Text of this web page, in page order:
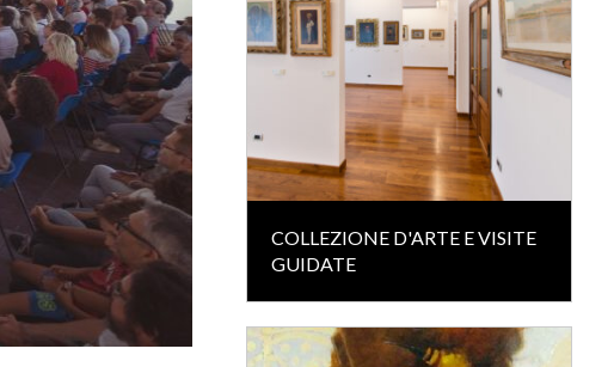
COLLEZIONE D'ARTE E VISITE
GUIDATE